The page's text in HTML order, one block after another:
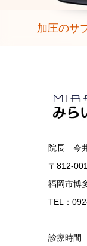
加圧のサ
院長 今
〒812-
福岡市博
TEL：
診療時間